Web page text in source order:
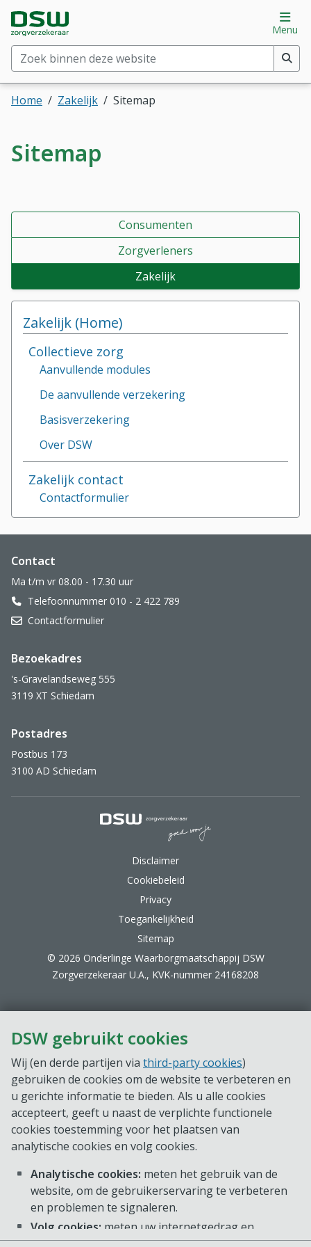
DSW gebruikt cookies
Wij (en derde partijen via third-party cookies)
gebruiken de cookies om de website te verbeteren en
u gerichte informatie te bieden. Als u alle cookies
accepteert, geeft u naast de verplichte functionele
cookies toestemming voor het plaatsen van
analytische cookies en volg cookies.
Analytische cookies: meten het gebruik van de
website, om de gebruikerservaring te verbeteren
en problemen te signaleren.
Volg cookies: meten uw internetgedrag en
voorkeuren, zodat we gerichte informatie op onze
Direct naar hoofdinhoud
Direct naar hoofdmenu
Zoek binnen deze website(min. 2 tekens)
Menu
Home Zakelijk Sitemap
Sitemap
Consumenten
Zorgverleners
Zakelijk
Zakelijk (Home)
Collectieve zorg
Aanvullende modules
De aanvullende verzekering
Basisverzekering
Over DSW
Zakelijk contact
Contactformulier
Website footer
Contact
Ma t/m vr 08.00 - 17.30 uur
Telefoonnummer 010 - 2 422 789
Contactformulier
Bezoekadres
's-Gravelandseweg 555
3119 XT Schiedam
Postadres
Postbus 173
3100 AD Schiedam
Disclaimer
Cookiebeleid
Privacy
Toegankelijkheid
Sitemap
© 2026 Onderlinge Waarborgmaatschappij DSW
Zorgverzekeraar U.A., KVK-nummer 24168208